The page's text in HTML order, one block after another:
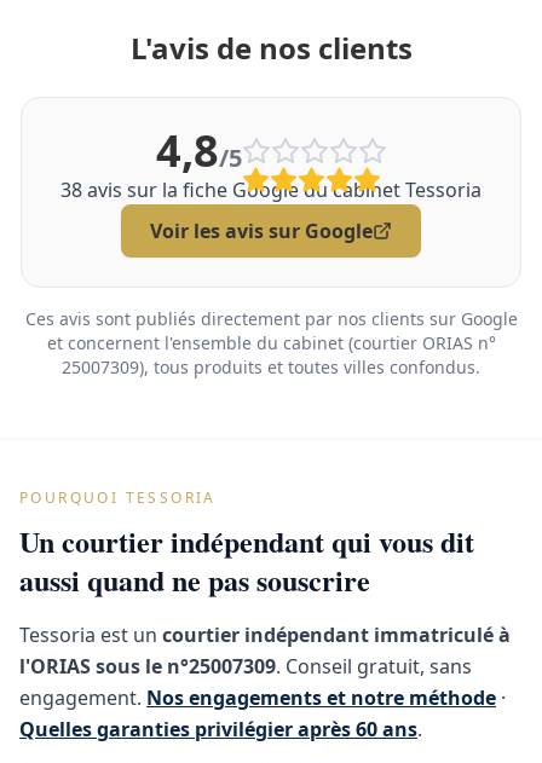
L'avis de nos clients
4,8/5
38avis sur la fiche Google du cabinet Tessoria
Voir les avis sur Google
Ces avis sont publiés directement par nos clients sur Google
et concernent l'ensemble du cabinet (courtier ORIAS n°
25007309), tous produits et toutes villes confondus.
POURQUOI TESSORIA
Un courtier indépendant qui vous dit
aussi quand ne pas souscrire
Tessoria est un courtier indépendant immatriculé à
l'ORIAS sous le n°25007309. Conseil gratuit, sans
engagement. Nos engagements et notre méthode ·
Quelles garanties privilégier après 60 ans.